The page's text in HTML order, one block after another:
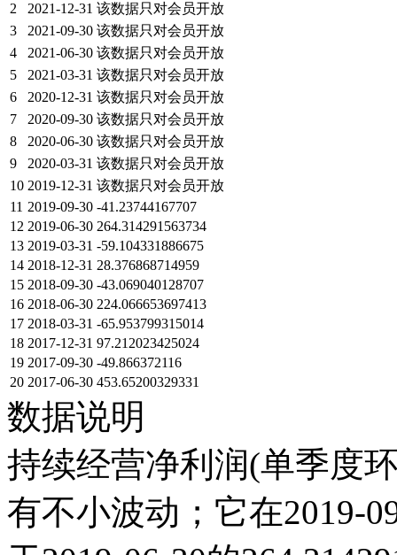
2
2021-12-31 该数据只对会员开放
3
2021-09-30 该数据只对会员开放
4
2021-06-30 该数据只对会员开放
5
2021-03-31 该数据只对会员开放
6
2020-12-31 该数据只对会员开放
7
2020-09-30 该数据只对会员开放
8
2020-06-30 该数据只对会员开放
9
2020-03-31 该数据只对会员开放
10 2019-12-31 该数据只对会员开放
11 2019-09-30 -41.23744167707
12 2019-06-30 264.314291563734
13 2019-03-31 -59.104331886675
14 2018-12-31 28.376868714959
15 2018-09-30 -43.069040128707
16 2018-06-30 224.066653697413
17 2018-03-31 -65.953799315014
18 2017-12-31 97.212023425024
19 2017-09-30 -49.866372116
20 2017-06-30 453.65200329331
数据说明
持续经营净利润(单季度
有不小波动；它在2019-